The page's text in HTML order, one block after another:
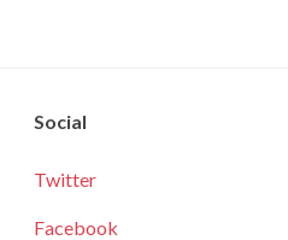
Social
Twitter
Facebook